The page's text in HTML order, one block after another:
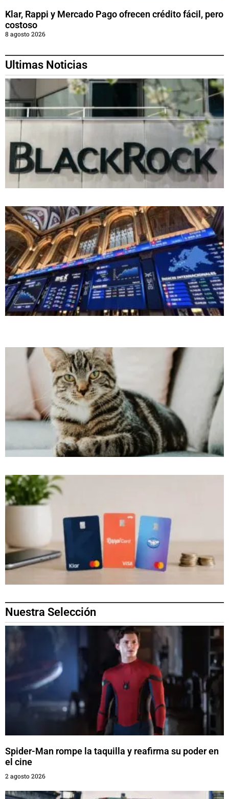
Klar, Rappi y Mercado Pago ofrecen crédito fácil, pero
costoso
8 agosto 2026
Ultimas Noticias
Nuestra Selección
Spider-Man rompe la taquilla y reafirma su poder en
el cine
2 agosto 2026